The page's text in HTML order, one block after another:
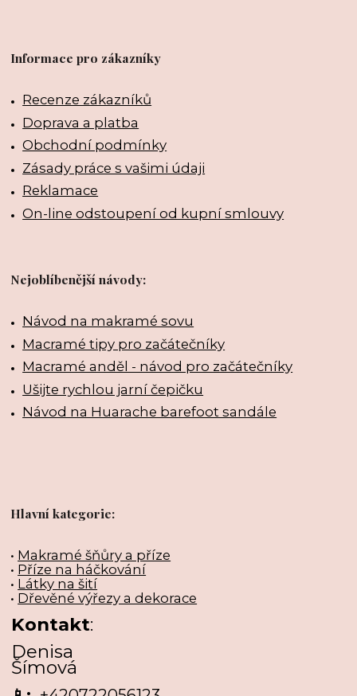
Informace pro zákazníky
Recenze zákazníků
Doprava a platba
Obchodní podmínky
Zásady práce s vašimi údaji
Reklamace
On-line odstoupení od kupní smlouvy
Nejoblíbenější návody:
Návod na makramé sovu
Macramé tipy pro začátečníky
Macramé anděl - návod pro začátečníky
Ušijte rychlou jarní čepičku
Návod na Huarache barefoot sandále
Hlavní kategorie:
• Makramé šňůry a příze
• Příze na háčkování
• Látky na šití
• Dřevěné výřezy a dekorace
Kontakt:
Denisa
Šímová